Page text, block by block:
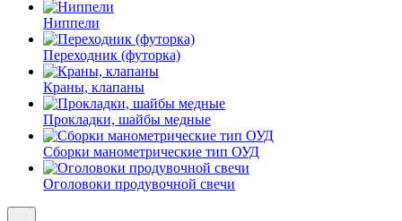
Ниппели
Переходник (футорка)
Краны, клапаны
Прокладки, шайбы медные
Сборки манометрические тип ОУД
Оголовоки продувочной свечи